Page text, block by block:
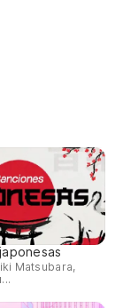
Matsubara,